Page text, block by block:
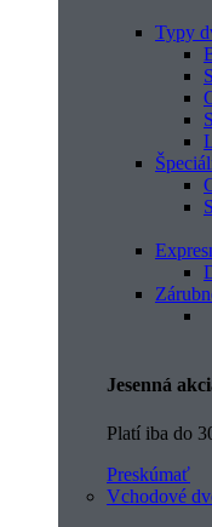
Typy
Jesenná
Platí iba do
Preskúmať
Vchodové